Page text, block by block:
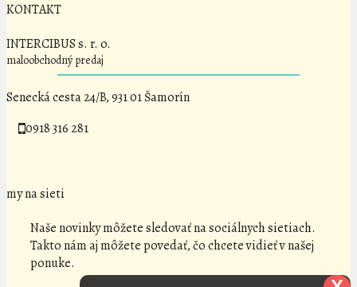
KONTAKT
INTERCIBUS s. r. o.
maloobchodný predaj
Senecká cesta 24/B, 931 01 Šamorín
0918 316 281
my na sieti
Naše novinky môžete sledovať na sociálnych sietiach.
Takto nám aj môžete povedať, čo chcete vidieť v našej
ponuke.